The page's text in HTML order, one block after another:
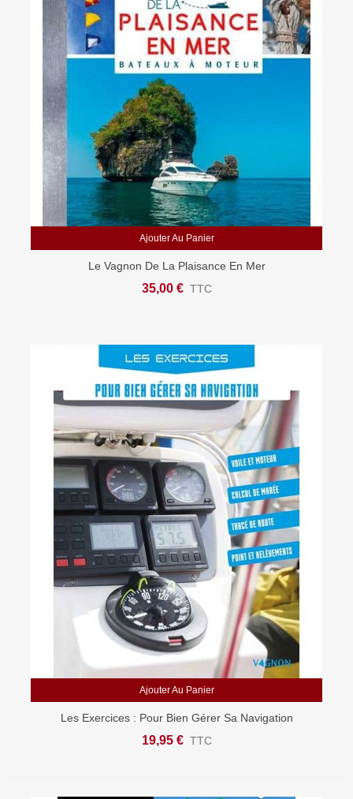
Ajouter Au Panier
Le Vagnon De La Plaisance En Mer
35,00 € TTC
Ajouter Au Panier
Les Exercices : Pour Bien Gérer Sa Navigation
19,95 € TTC